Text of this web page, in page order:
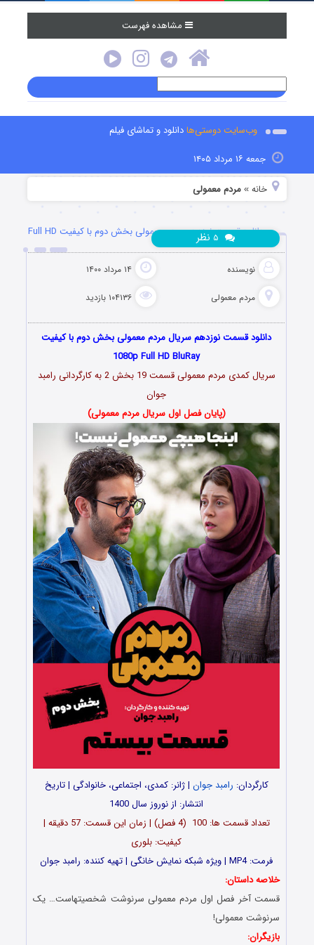
مشاهده فهرست
وب‌سایت دوستی‌هادانلود و تماشای فیلم
جمعه ۱۶ مرداد ۱۴۰۵
خانه »مردم معمولی
دانلود قسمت نوزدهم مردم معمولی بخش دوم با کیفیت Full HD
نویسنده ۱۴ مرداد ۱۴۰۰
مردم معمولی ۱۰۴۱۳۶ بازدید
نظر
دانلود قسمت نوزدهم سریال مردم معمولی بخش دوم با کیفیت
1080p Full HD BluRay
سریال کمدی مردم معمولی قسمت 19 بخش 2 به کارگردانی رامبد
جوان
(پایان فصل اول سریال مردم معمولی)
کارگردان: رامبد جوان | ژانر: کمدی، اجتماعی، خانوادگی | تاریخ
انتشار: از نوروز سال 1400
تعداد قسمت ها: 100 (4 فصل) | زمان این قسمت: 57 دقیقه |
کیفیت: بلوری
فرمت: MP4 | ویژه شبکه نمایش خانگی | تهیه کننده: رامبد جوان
خلاصه داستان:
قسمت آخر فصل اول مردم معمولی سرنوشت شخصیتهاست… یک
سرنوشت معمولی!
بازیگران: